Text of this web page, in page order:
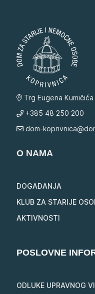
Trg Eugena
+385 48 250 200
dom-
O NAMA
DOGAĐANJA
KLUB ZA STARIJE
AKTIVNOSTI
POSLOVNE
ODLUKE UPRAVNOG